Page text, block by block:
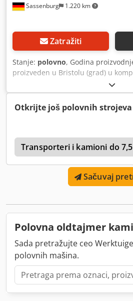
Sassenburg 1.220 km
Zatražiti
Stanje: polovno, Godina
proizveden u Bristolu (grad) u
kompletan sa originalnim
prisutna i originalna. Bio je
koji je saobraćao u gradu, što ga
primerkom, čak i za kolekcionare.
(originalno cca 4,10 m). Vozan je i
Pošto je obložen aluminijumom,
nije potrebno mnogo intervencija,
garancije! Stručnjak može dati
Autobus se prodaje iz privatne
Motor: Gardener LW, menjač sa 5
Otkrijte još polovnih strojeva
Transporteri i kamioni do
Sačuvaj
Polovna oldtajmer
Sada pretražujte ceo
polovnih mašina.